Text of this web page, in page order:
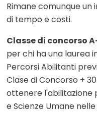
Rimane comunque
di tempo e costi.
Classe di concorso
per chi ha una laurea
Percorsi Abilitanti
Clase di Concorso +
ottenere l'abilitazione
e Scienze Umane